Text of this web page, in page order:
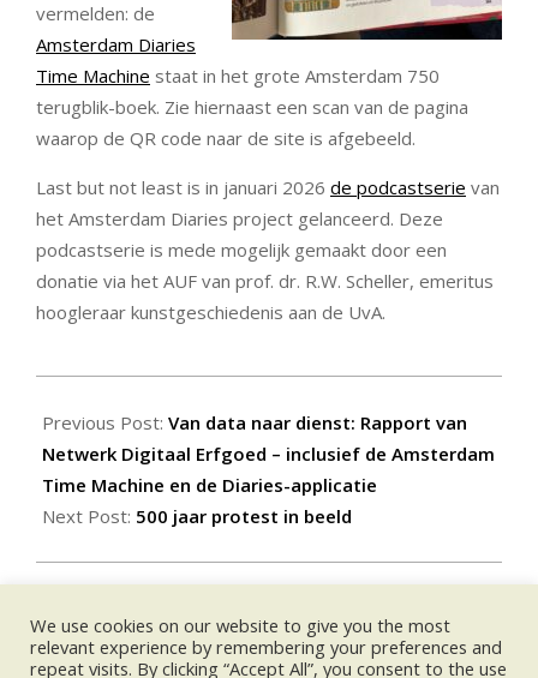
vermelden: de
Amsterdam Diaries
Time Machine staat in het grote Amsterdam 750
terugblik-boek. Zie hiernaast een scan van de pagina
waarop de QR code naar de site is afgebeeld.
Last but not least is in januari 2026 de podcastserie van
het Amsterdam Diaries project gelanceerd. Deze
podcastserie is mede mogelijk gemaakt door een
donatie via het AUF van prof. dr. R.W. Scheller, emeritus
hoogleraar kunstgeschiedenis aan de UvA.
01-
27
Previous Post: Van data naar dienst: Rapport van
Netwerk Digitaal Erfgoed – inclusief de Amsterdam
Time Machine en de Diaries-applicatie
Next Post: 500 jaar protest in beeld
UPCOMING EVENTS:
We use cookies on our website to give you the most
relevant experience by remembering your preferences and
repeat visits. By clicking “Accept All”, you consent to the use